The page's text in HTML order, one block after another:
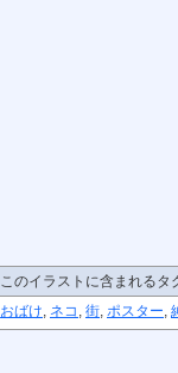
このイラストに含まれるタ
おばけ, ネコ , 街, ポスター,